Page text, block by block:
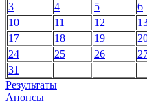
3
4 5 6
10
11 12
17
18 19
24
25 26
31
Результаты
Анонсы